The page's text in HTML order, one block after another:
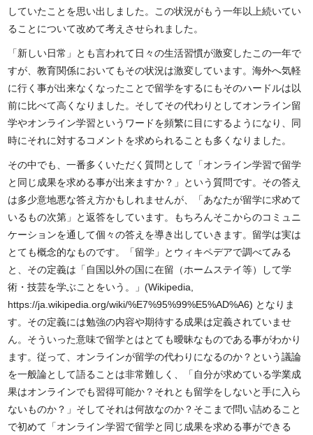
していたことを思い出しました。この状況がもう一年以上続いてい
ることについて改めて考えさせられました。
「新しい日常」とも言われて日々の生活習慣が激変したこの一年で
すが、教育関係においてもその状況は激変しています。海外へ気軽
に行く事が出来なくなったことで留学をするにもそのハードルは以
前に比べて高くなりました。そしてその代わりとしてオンライン留
学やオンライン学習というワードを頻繁に目にするようになり、同
時にそれに対するコメントを求められることも多くなりました。
その中でも、一番多くいただく質問として「オンライン学習で留学
と同じ成果を求める事が出来ますか？」という質問です。その答え
は多少意地悪な答え方かもしれませんが、「あなたが留学に求めて
いるもの次第」と返答をしています。もちろんそこからのコミュニ
ケーションを通して個々の答えを導き出していきます。留学は実は
とても概念的なものです。「留学」とウィキペデアで調べてみる
と、その定義は「自国以外の国に在留（ホームステイ等）して学
術 ・技芸を学ぶことをいう。」(Wikipedia,
https://ja.wikipedia.org/wiki/%E7%95%99%E5%AD%A6) となりま
す。その定義には勉強の内容や期待する成果は定義されていませ
ん。そういった意味で留学とはとても曖昧なものである事がわかり
ます。従って、オンラインが留学の代わりになるのか？という議論
を一般論として語ることは非常難しく、「自分が求めている学業成
果はオンラインでも習得可能か？それとも留学をしないと手に入ら
ないものか？」そしてそれは何故なのか？そこまで問い詰めること
で初めて「オンライン学習で留学と同じ成果を求める事ができる